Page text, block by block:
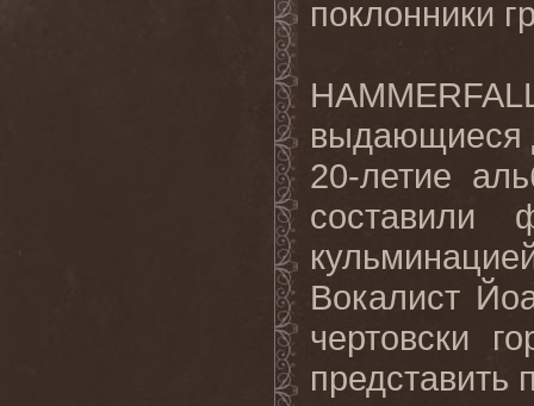
поклонники
выдающиеся
20-летие
составили
Вокалист
чертовски
представить